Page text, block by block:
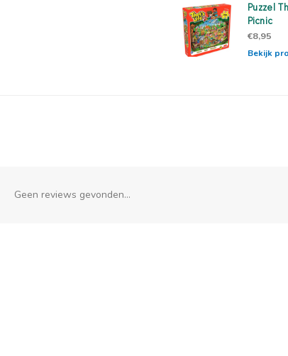
Puzzel
Picnic
€8,95
Bekijk
Geen reviews gevonden...